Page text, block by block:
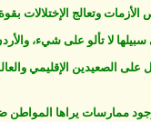
وتعالج الإختلالات
لا تألو على شيء،
على الصعيدين الإقليمي
ممارسات يراها المواطن